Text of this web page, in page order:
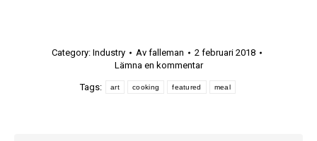
Category: Industry Av falleman
2 februari 2018
Lämna en kommentar
Tags: art cooking featured meal